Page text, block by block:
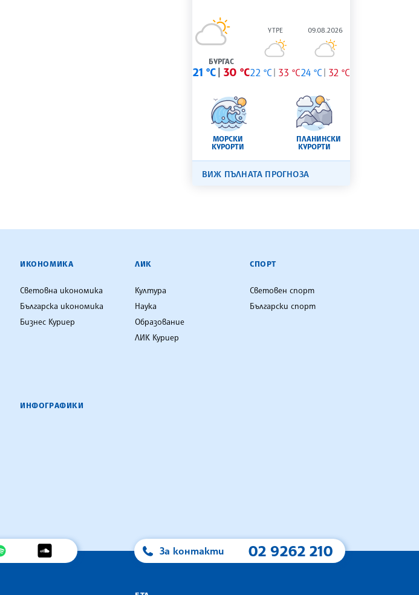
БУРГАС
21 °C 30 °C
УТРЕ
22 °C 33 °C
09.08.2026
24 °C 32 °C
МОРСКИ
КУРОРТИ
ПЛАНИНСКИ
КУРОРТИ
ВИЖ ПЪЛНАТА ПРОГНОЗА
ИКОНОМИКА
Световна икономика
Българска икономика
Бизнес Куриер
ЛИК
Култура
Наука
Образование
ЛИК Куриер
СПОРТ
Световен спорт
Български спорт
ИНФОГРАФИКИ
За контакти 02 9262 210